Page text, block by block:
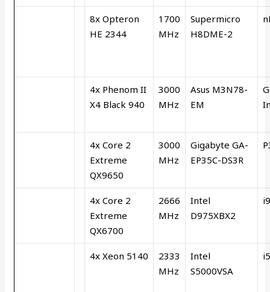
8x Opteron
HE 2344
1700
MHz
Supermicro
H8DME-2
4x Phenom II
X4 Black 940
3000
MHz
Asus M3N78-
EM
4x Core 2
Extreme
QX9650
3000
MHz
Gigabyte GA-
EP35C-DS3R
4x Core 2
Extreme
QX6700
2666
MHz
Intel
D975XBX2
4x Xeon 5140
2333
MHz
Intel
S5000VSA